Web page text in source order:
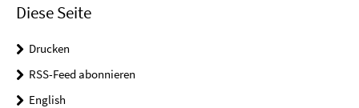
Diese Seite
Drucken
RSS-Feed abonnieren
English